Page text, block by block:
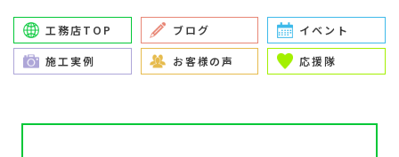
工務店TOP ブログ イベント
施工実例 お客様の声 応援隊